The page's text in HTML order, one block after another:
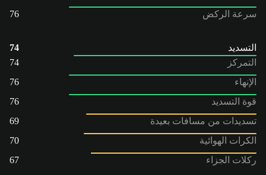
سرعة الركض
76
التسديد
74
التمركز
74
الإنهاء
76
قوة التسديد
76
تسديدات من مسافات بعيدة
69
الكرات الهوائية
70
ركلات الجزاء
67